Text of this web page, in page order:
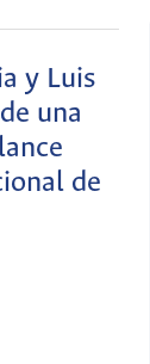
y Luis
una
de